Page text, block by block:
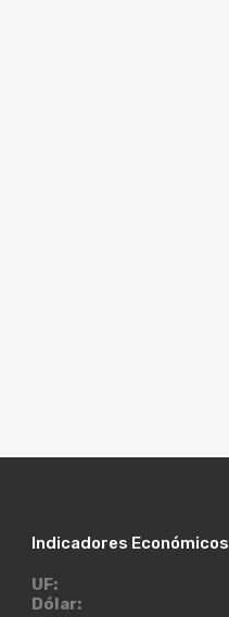
Indicadores Económicos
UF:
Dólar: